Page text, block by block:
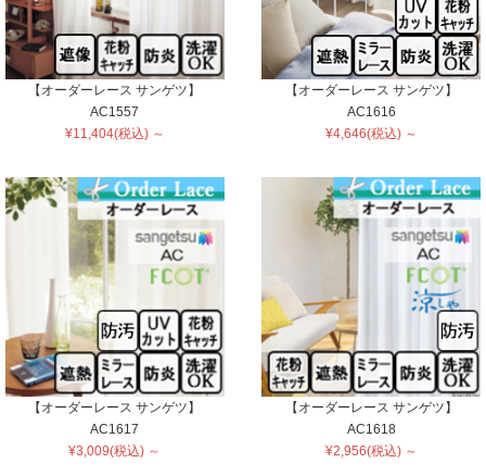
【オーダーレース サンゲツ】
AC1557
¥11,404(税込) ～
【オーダーレース サンゲツ】
AC1616
¥4,646(税込) ～
【オーダーレース サンゲツ】
AC1617
¥3,009(税込) ～
【オーダーレース サンゲツ】
AC1618
¥2,956(税込) ～